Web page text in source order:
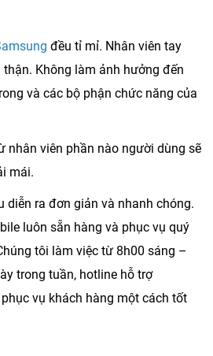
đều tỉ mỉ. Nhân viên tay
thận. Không làm ảnh hưởng đến
và các bộ phận chức năng của
nhân viên phần nào người dùng sẽ
mái.
diễn ra đơn giản và nhanh chóng.
luôn sẵn hàng và phục vụ quý
tôi làm việc từ 8h00 sáng –
trong tuần, hotline hỗ trợ
vụ khách hàng một cách tốt